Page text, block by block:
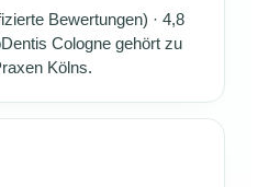
Bewertungen) · 4,8
Cologne gehört zu
Kölns.